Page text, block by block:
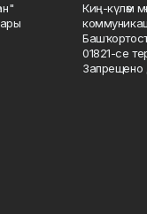
Киң-күләм
01821-се
Запрещено